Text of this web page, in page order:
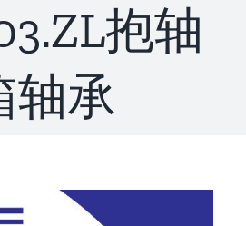
抱轴
轴承